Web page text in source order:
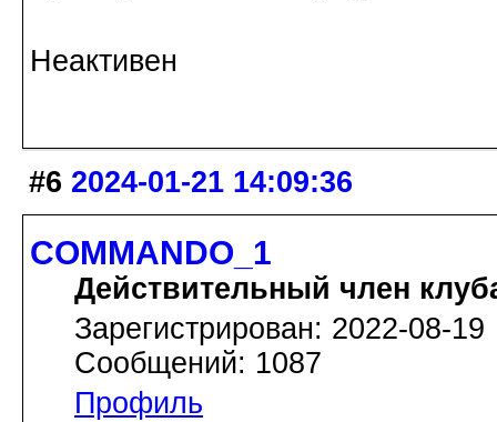
Неактивен
#6 2024-01-21 14:09:36
COMMANDO_1
Действительный член
Зарегистрирован: 2022-08-19
Сообщений: 1087
Профиль